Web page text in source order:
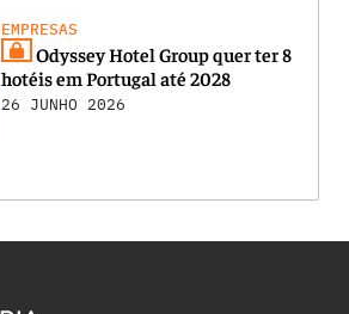
EMPRESAS
Odyssey Hotel Group quer ter 8
hotéis em Portugal até 2028
26 JUNHO 2026